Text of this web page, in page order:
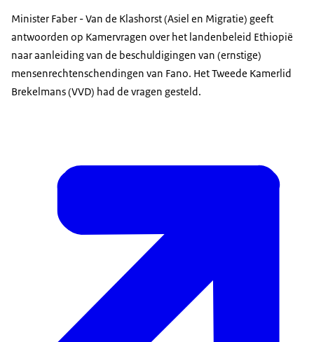
Minister Faber - Van de Klashorst (Asiel en Migratie) geeft
antwoorden op Kamervragen over het landenbeleid Ethiopië
naar aanleiding van de beschuldigingen van (ernstige)
mensenrechtenschendingen van Fano. Het Tweede Kamerlid
Brekelmans (VVD) had de vragen gesteld.